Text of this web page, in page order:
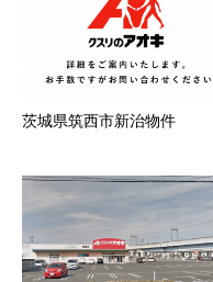
茨城県筑西市新治物件